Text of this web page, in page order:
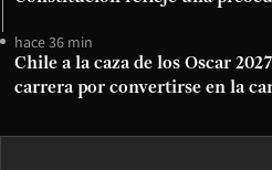
hace 36 min
Chile a la caza de los Oscar
carrera por convertirse en la